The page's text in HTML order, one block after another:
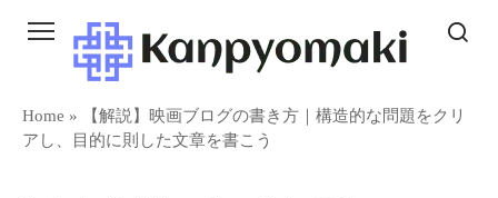
Home »
【解説】映画ブログの書き方｜構造的な問題をクリ
アし、目的に則した文章を書こう